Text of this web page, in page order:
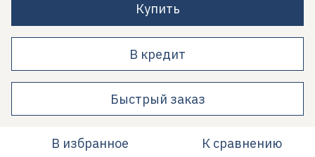
Купить
В кредит
Быстрый заказ
В избранное К сравнению